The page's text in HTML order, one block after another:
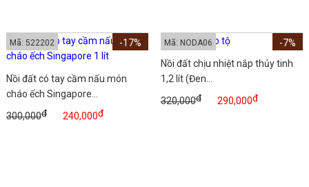
Nồi đất có tay cầm nấu món
cháo ếch Singapore...
300,000đ 240,000đ
-17%
Mã: 522202
Nồi đất chịu nhiệt nắp thủy tinh
1,2 lít (Đen...
320,000đ 290,000đ
-7%
Mã: NODA06